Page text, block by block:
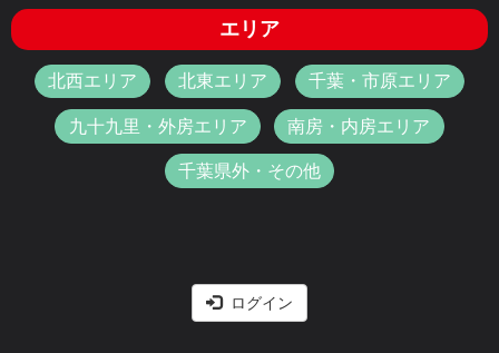
エリア
北西エリア 北東エリア 千葉・市原エリア
九十九里・外房エリア 南房・内房エリア
千葉県外・その他
ログイン